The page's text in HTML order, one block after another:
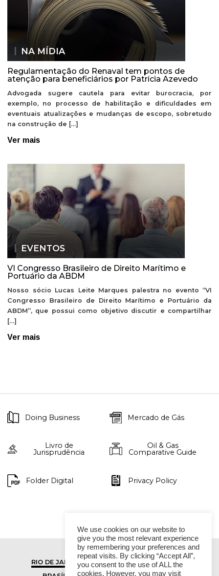
NA MÍDIA
Regulamentação do Renaval tem pontos de
atenção para beneficiários por Patrícia Azevedo
Advogada sugere cautela para evitar burocracia, por
exemplo, no processo de habilitação e dificuldades em
eventuais atualizações e mudanças de escopo, sobretudo
na construção de […]
Ver mais
EVENTOS
VI Congresso Brasileiro de Direito Marítimo e
Portuário da ABDM
Nosso sócio Lucas Leite Marques palestra no evento “VI
Congresso Brasileiro de Direito Marítimo e Portuário da
ABDM”, que possui como objetivo discutir e compartilhar
[…]
Ver mais
Doing Business Mercado de Gás
Livro de
Jurisprudência
Oil & Gas
Comparative Guide
Folder Digital Privacy Policy
RIO DE JANEIRO
SÃO PAULO
We use cookies on our website to
give you the most relevant experience
by remembering your preferences and
repeat visits. By clicking “Accept All”,
you consent to the use of ALL the
cookies. However, you may visit